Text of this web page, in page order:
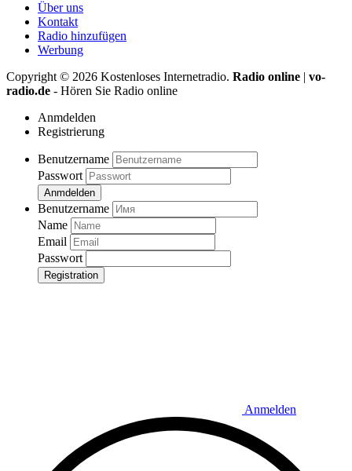
Über uns
Kontakt
Radio hinzufügen
Werbung
Copyright © 2026 Kostenloses Internetradio. Radio online | vo-
radio.de - Hören Sie Radio online
Anmdelden
Registrierung
Benutzername
Passwort
Anmdelden
Benutzername
Name
Email
Passwort
Registration
Anmelden